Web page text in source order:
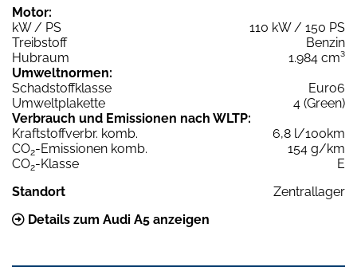
Motor:
kW / PS
110 kW / 150 PS
Treibstoff
Benzin
Hubraum
1.984 cm³
Umweltnormen:
Schadstoffklasse
Euro6
Umweltplakette
4 (Green)
Verbrauch und Emissionen nach WLTP:
Kraftstoffverbr. komb.
6,8 l/100km
CO2-Emissionen komb.
154 g/km
CO2-Klasse
E
Standort
Zentrallager
Details zum Audi A5 anzeigen